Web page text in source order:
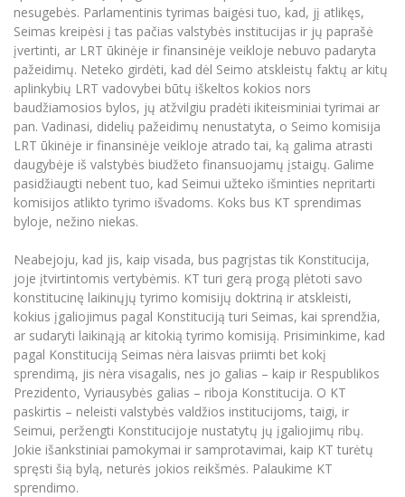
nesugebės. Parlamentinis tyrimas baigėsi tuo, kad, jį atlikęs,
Seimas kreipėsi į tas pačias valstybės institucijas ir jų paprašė
įvertinti, ar LRT ūkinėje ir finansinėje veikloje nebuvo padaryta
pažeidimų. Neteko girdėti, kad dėl Seimo atskleistų faktų ar kitų
aplinkybių LRT vadovybei būtų iškeltos kokios nors
baudžiamosios bylos, jų atžvilgiu pradėti ikiteisminiai tyrimai ar
pan. Vadinasi, didelių pažeidimų nenustatyta, o Seimo komisija
LRT ūkinėje ir finansinėje veikloje atrado tai, ką galima atrasti
daugybėje iš valstybės biudžeto finansuojamų įstaigų. Galime
pasidžiaugti nebent tuo, kad Seimui užteko išminties nepritarti
komisijos atlikto tyrimo išvadoms. Koks bus KT sprendimas
byloje, nežino niekas.
Neabejoju, kad jis, kaip visada, bus pagrįstas tik Konstitucija,
joje įtvirtintomis vertybėmis. KT turi gerą progą plėtoti savo
konstitucinę laikinųjų tyrimo komisijų doktriną ir atskleisti,
kokius įgaliojimus pagal Konstituciją turi Seimas, kai sprendžia,
ar sudaryti laikinąją ar kitokią tyrimo komisiją. Prisiminkime, kad
pagal Konstituciją Seimas nėra laisvas priimti bet kokį
sprendimą, jis nėra visagalis, nes jo galias – kaip ir Respublikos
Prezidento, Vyriausybės galias – riboja Konstitucija. O KT
paskirtis – neleisti valstybės valdžios institucijoms, taigi, ir
Seimui, peržengti Konstitucijoje nustatytų jų įgaliojimų ribų.
Jokie išankstiniai pamokymai ir samprotavimai, kaip KT turėtų
spręsti šią bylą, neturės jokios reikšmės. Palaukime KT
sprendimo.